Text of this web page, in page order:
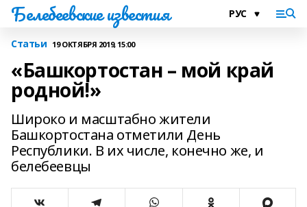
Белебеевские известия
Статьи 19 ОКТЯБРЯ 2019, 15:00
«Башкортостан – мой край
родной!»
Широко и масштабно жители
Башкортостана отметили День
Республики. В их числе, конечно же, и
белебеевцы